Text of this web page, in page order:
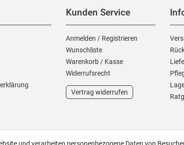
Kunden Service
Anmelden / Registrieren
Wunschliste
Warenkorb / Kasse
Widerrufs­recht
Vertrag widerrufen